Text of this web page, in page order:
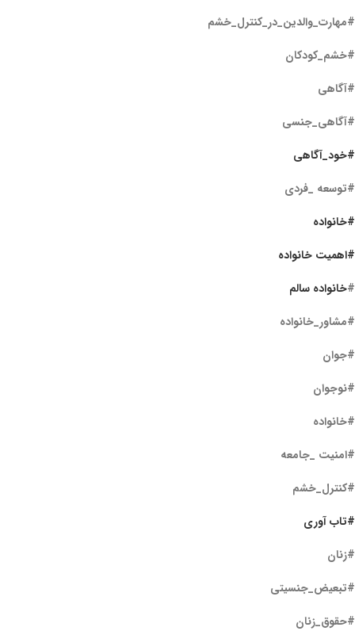
#مهارت_والدین_در_کنترل_خشم
#خشم_کودکان
#آگاهی
#آگاهی_جنسی
#خود_آگاهی
#توسعه _فردی
#خانواده
#اهمیت خانواده
#خانواده سالم
#مشاور_خانواده
#جوان
#نوجوان
#خانواده
#امنیت _جامعه
#کنترل_خشم
#تاب آوری
#زنان
#تبعیض_جنسیتی
#حقوق_زنان